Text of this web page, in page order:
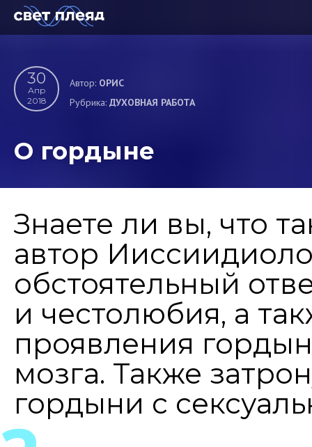
30
Апр
2018
Автор: ОРИС
Рубрика: ДУХОВНАЯ РАБОТА
О гордыне
Знаете ли вы, что
автор
обстоятельный
и честолюбия, а
проявления
мозга. Также
гордыни с